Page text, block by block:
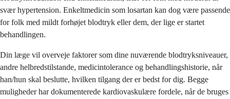
svær hypertension. Enkeltmedicin som losartan kan dog være passende
for folk med mildt forhøjet blodtryk eller dem, der lige er startet
behandlingen.
Din læge vil overveje faktorer som dine nuværende blodtryksniveauer,
andre helbredstilstande, medicintolerance og behandlingshistorie, når
han/hun skal beslutte, hvilken tilgang der er bedst for dig. Begge
muligheder har dokumenterede kardiovaskulære fordele, når de bruges